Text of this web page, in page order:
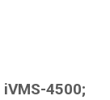
iVMS-4500;